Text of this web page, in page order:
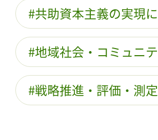
共助資本主義の実現
地域社会・コミュニ
戦略推進・評価・測